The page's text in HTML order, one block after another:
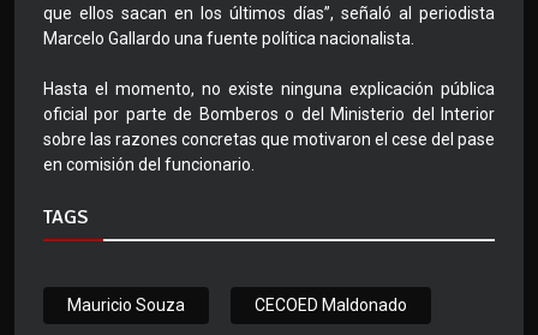
que ellos sacan en los últimos días”, señaló al periodista
Marcelo Gallardo una fuente política nacionalista.
Hasta el momento, no existe ninguna explicación pública
oficial por parte de Bomberos o del Ministerio del Interior
sobre las razones concretas que motivaron el cese del pase
en comisión del funcionario.
TAGS
Mauricio Souza CECOED Maldonado